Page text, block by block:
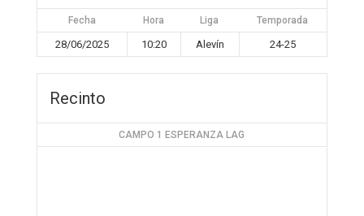
Fecha Hora Liga Temporada
28/06/2025 10:20 Alevín 24-25
Recinto
CAMPO 1 ESPERANZA LAG